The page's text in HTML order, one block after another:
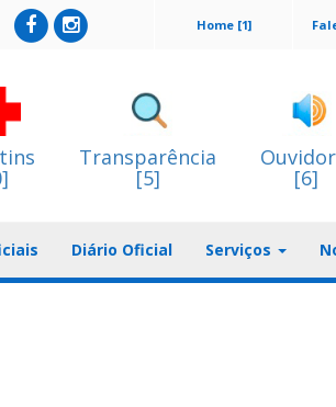
Home [1]
Transparência
[5] [6]
Diário Oficial Serviços